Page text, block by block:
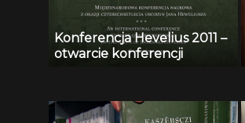
Konferencja Hevelius 2011 –
otwarcie konferencji